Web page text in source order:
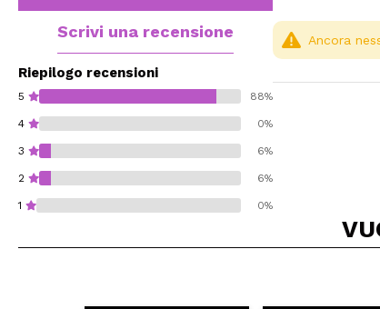
Scrivi una recensione
Riepilogo recensioni
5 88%
4 0%
3 6%
2 6%
1 0%
Ancora